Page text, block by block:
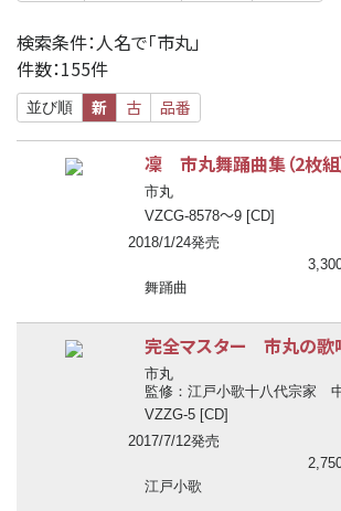
検索条件：人名で「市丸」
件数：155件
並び順 新 古 品番
凜 市丸舞踊曲集（2枚組
市丸
VZCG-8578〜9 [CD]
2018/1/24発売
舞踊曲
完全マスター 市丸の歌
市丸
監修：江戸小歌十八代宗家
VZZG-5 [CD]
2017/7/12発売
江戸小歌